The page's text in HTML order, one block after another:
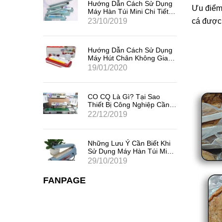
Ưu
cá được
Hướng Dẫn Cách Sử Dụng
Máy Hàn Túi Mini Chi Tiết,
Hiệu Quả Nhất
23/10/2019
Hướng Dẫn Cách Sử Dụng
Máy Hút Chân Không Gia
Đình Mini
19/01/2020
CO CQ Là Gì? Tại Sao
Thiết Bị Công Nghiệp Cần
Có CO CQ?
22/12/2019
Những Lưu Ý Cần Biết Khi
Sử Dụng Máy Hàn Túi Mini
Dập Tay
29/10/2019
FANPAGE